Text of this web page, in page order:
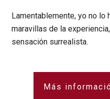
Lamentablemente, yo no lo
maravillas de la
sensación surrealista.
Más